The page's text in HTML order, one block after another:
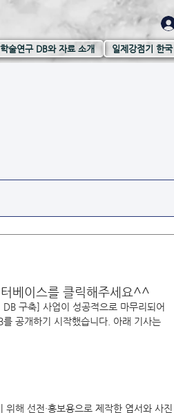
학술연구 DB와 자료 소개 일제강점기 한
베이스를 클릭해주세요^^
구축] 사업이 성공적으로 마무리되어
공개하기 시작했습니다. 아래 기사는
해 선전·홍보용으로 제작한 엽서와 사진